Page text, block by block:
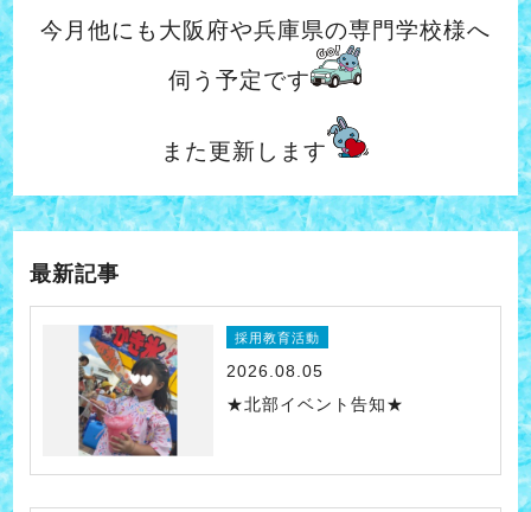
今月他にも大阪府や兵庫県の専門学校様へ
伺う予定です
また更新します
最新記事
採用教育活動
2026.08.05
★北部イベント告知★